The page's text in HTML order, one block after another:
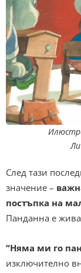
След тази
значение –
постъпка на
Панданна е
“Няма ми го
изключително